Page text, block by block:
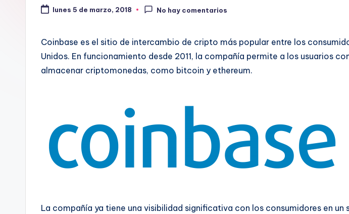
lunes 5 de marzo, 2018 No hay comentarios
Coinbase es el sitio de intercambio de cripto más popular entre los
Unidos. En funcionamiento desde 2011, la compañía permite a los usuarios
almacenar criptomonedas, como bitcoin y ethereum.
La compañía ya tiene una visibilidad significativa con los consumidores en un